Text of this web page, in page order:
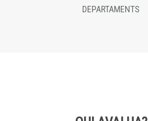
DEPARTAMENTS